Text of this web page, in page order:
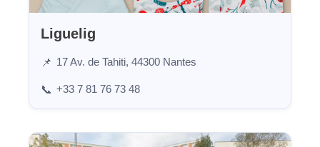
Liguelig
📌 17 Av. de Tahiti, 44300 Nantes
📞 +33 7 81 76 73 48